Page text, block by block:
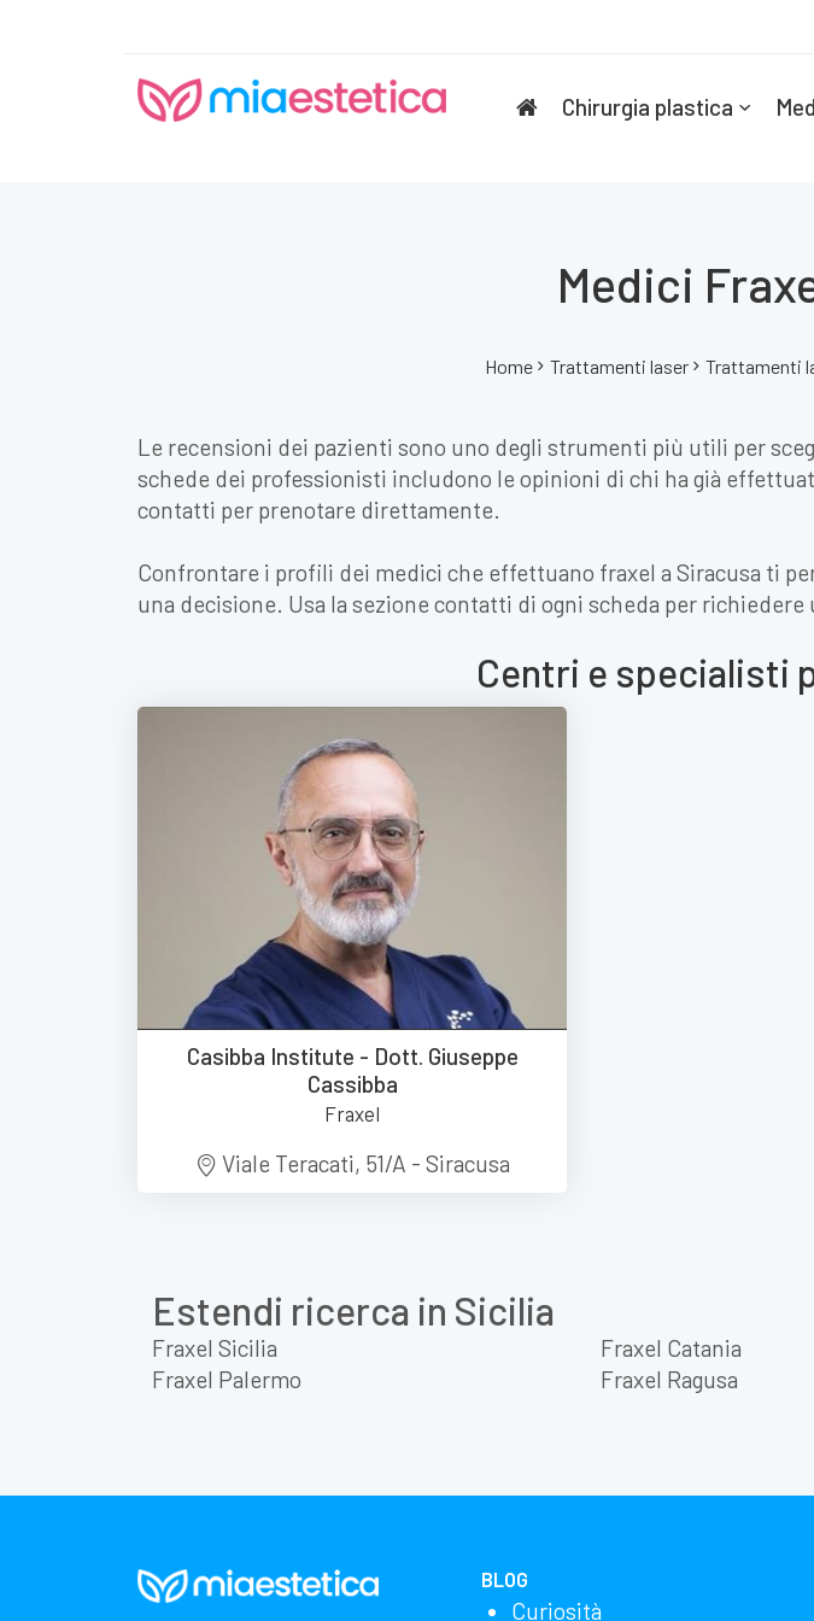
Chirurgia plastica
Medici
Home Trattamenti laser Trattamenti
Le recensioni dei pazienti sono uno degli strumenti più utili per
schede dei professionisti includono le opinioni di chi ha già
contatti per prenotare direttamente.
Confrontare i profili dei medici che effettuano fraxel a Siracusa ti
una decisione. Usa la sezione contatti di ogni scheda per
Centri e specialisti
Casibba Institute - Dott. Giuseppe
Cassibba
Fraxel
Viale Teracati, 51/A - Siracusa
Estendi ricerca in Sicilia
Fraxel Sicilia Fraxel Catania
Fraxel Palermo
Fraxel Ragusa
BLOG
Curiosità